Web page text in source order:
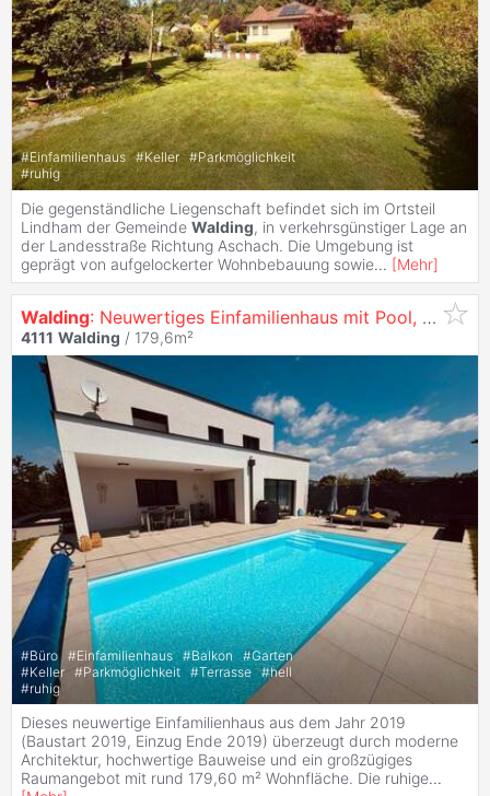
#Einfamilienhaus #Keller #Parkmöglichkeit
#ruhig
Die gegenständliche Liegenschaft befindet sich im Ortsteil
Lindham der Gemeinde Walding, in verkehrsgünstiger Lage an
der Landesstraße Richtung Aschach. Die Umgebung ist
geprägt von aufgelockerter Wohnbebauung sowie... [Mehr]
Walding: Neuwertiges Einfamilienhaus mit Pool, großem Grundstück und hochwertiger Ausstattung
4111 Walding / 179,6m²
#Büro #Einfamilienhaus #Balkon #Garten
#Keller #Parkmöglichkeit #Terrasse #hell
#ruhig
Dieses neuwertige Einfamilienhaus aus dem Jahr 2019
(Baustart 2019, Einzug Ende 2019) überzeugt durch moderne
Architektur, hochwertige Bauweise und ein großzügiges
Raumangebot mit rund 179,60 m² Wohnfläche. Die ruhige...